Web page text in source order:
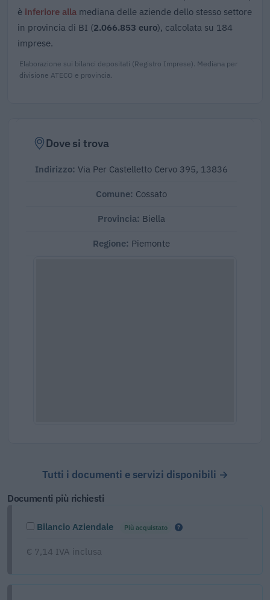
è inferiore alla mediana delle aziende dello stesso settore
in provincia di BI (2.066.853 euro), calcolata su 184
imprese.
Elaborazione sui bilanci depositati (Registro Imprese). Mediana per
divisione ATECO e provincia.
Dove si trova
Indirizzo: Via Per Castelletto Cervo 395, 13836
Comune: Cossato
Provincia: Biella
Regione: Piemonte
Tutti i documenti e servizi disponibili →
Documenti più richiesti
Bilancio Aziendale Più acquistato
€ 7,14 IVA inclusa